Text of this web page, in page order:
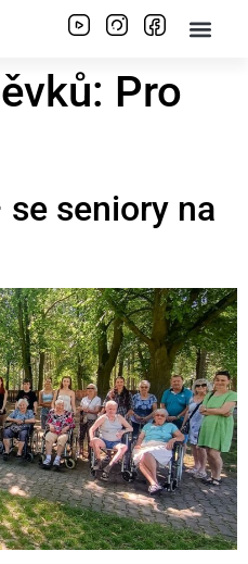
Pro
seniory na